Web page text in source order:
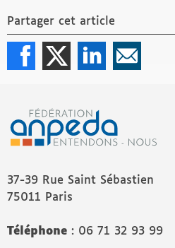
Partager cet article
37-39 Rue Saint Sébastien
75011 Paris
Téléphone : 06 71 32 93 99